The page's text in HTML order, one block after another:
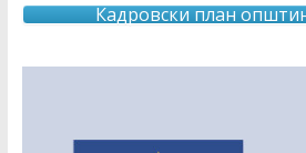
Кадровски план